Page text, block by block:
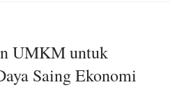
UMKM untuk
Saing Ekonomi